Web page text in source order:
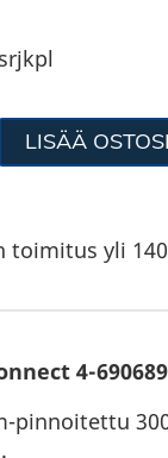
LISÄÄ
toimitus yli
4-
pinnoitettu